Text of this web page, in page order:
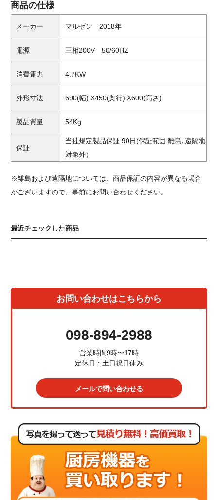
商品の仕様
メーカー マルゼン 2018年
電源 三相200V 50/60HZ
消費電力 4.7KW
外形寸法 690(幅) X450(奥行) X600(高さ)
製品質量 54Kg
保証
当社規定製品保証:90日(保証範囲:離島､遠隔地
対象外）
※離島および遠隔地については、商品保証の内容が異なる場合
がございますので、事前にお問い合わせください。
最近チェックした商品
お問い合わせはこちらから
098-894-2988
営業時間9時〜17時
定休日：土日祝日休み
メールで問い合わせる